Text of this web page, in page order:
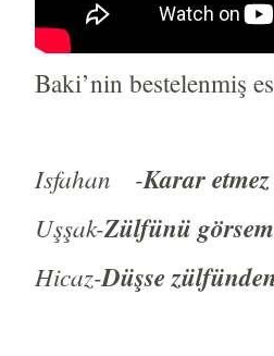
Baki’nin bestelenmiş
Isfahan -Karar
Uşşak-Zülfünü
Hicaz-Düşse